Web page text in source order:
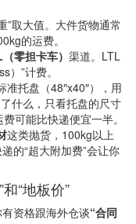
”取大值。大件货物通常
的运费。
零担卡车） 渠道。LTL
）”计费。
托盘（48″x40″），用
什么，只看托盘的尺寸
可能比快递便宜一半。
这类抛货，100kg以上
的“超大附加费”会让你
“地板价”
资格跟海外仓谈“合同